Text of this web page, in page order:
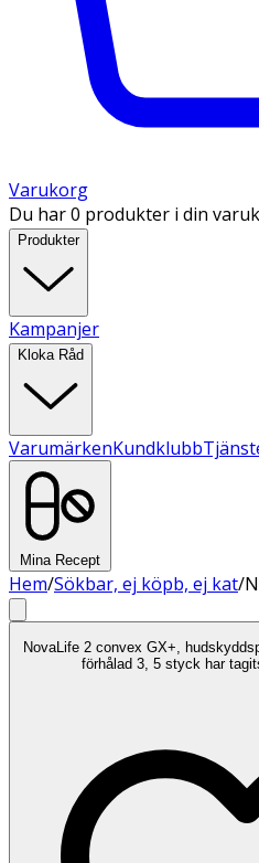
Varukorg
Du har 0 produkter i din
Produkter
Kampanjer
Kloka Råd
VarumärkenKundklubb
Mina Recept
Hem/Sökbar, ej köpb, ej kat/
NovaLife 2 convex GX+,
förhålad 3, 5 styck har